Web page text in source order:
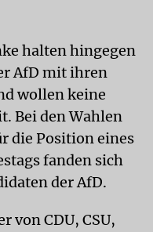
halten hingegen
AfD mit ihren
wollen keine
Bei den Wahlen
die Position eines
fanden sich
der AfD.
CDU, CSU,